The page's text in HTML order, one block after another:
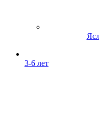
3-6 лет